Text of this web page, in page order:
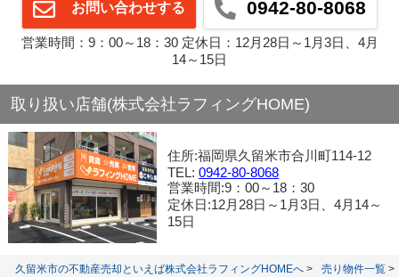
お問い合わせする 0942-80-8068
営業時間：9：00～18：30 定休日：12月28日～1月3日、4月
14～15日
取り扱い店舗(株式会社ラフィングHOME)
住所:福岡県久留米市合川町114-12
TEL:0942-80-8068
営業時間:9：00～18：30
定休日:12月28日～1月3日、4月14～
15日
久留米市の不動産売却といえば株式会社ラフィングHOMEへ 売り物件一覧